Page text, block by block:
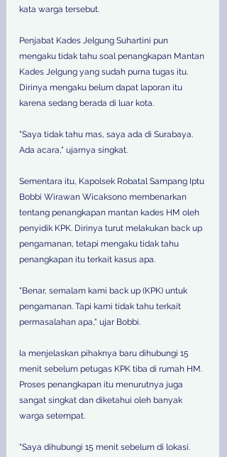
kata warga tersebut.
Penjabat Kades Jelgung Suhartini pun
mengaku tidak tahu soal penangkapan Mantan
Kades Jelgung yang sudah purna tugas itu.
Dirinya mengaku belum dapat laporan itu
karena sedang berada di luar kota.
"Saya tidak tahu mas, saya ada di Surabaya.
Ada acara," ujarnya singkat.
Sementara itu, Kapolsek Robatal Sampang Iptu
Bobbi Wirawan Wicaksono membenarkan
tentang penangkapan mantan kades HM oleh
penyidik KPK. Dirinya turut melakukan back up
pengamanan, tetapi mengaku tidak tahu
penangkapan itu terkait kasus apa.
"Benar, semalam kami back up (KPK) untuk
pengamanan. Tapi kami tidak tahu terkait
permasalahan apa," ujar Bobbi.
Ia menjelaskan pihaknya baru dihubungi 15
menit sebelum petugas KPK tiba di rumah HM.
Proses penangkapan itu menurutnya juga
sangat singkat dan diketahui oleh banyak
warga setempat.
"Saya dihubungi 15 menit sebelum di lokasi.